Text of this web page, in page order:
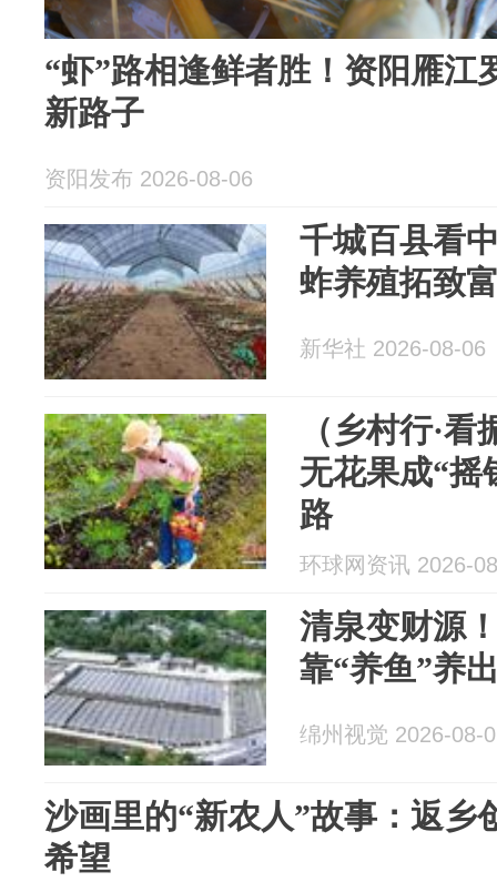
“虾”路相逢鲜者胜！资阳雁江
新路子
资阳发布 2026-08-06
千城百县看
蚱养殖拓致
新华社 2026-08-06
（乡村行·
无花果成“摇
路
环球网资讯 2026-
清泉变财源
靠“养鱼”养
绵州视觉 2026-08-
沙画里的“新农人”故事：返乡
希望